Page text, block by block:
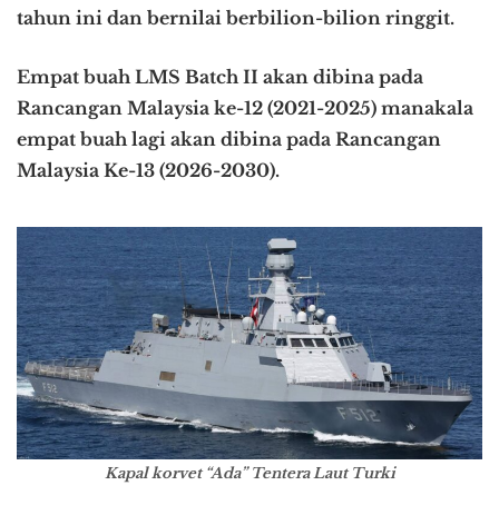
tahun ini dan bernilai berbilion-bilion ringgit.
Empat buah LMS Batch II akan dibina pada
Rancangan Malaysia ke-12 (2021-2025) manakala
empat buah lagi akan dibina pada Rancangan
Malaysia Ke-13 (2026-2030).
Kapal korvet “Ada” Tentera Laut Turki